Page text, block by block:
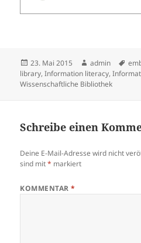
Veröffentlicht
am
23. Mai 2015 Autor
admin
library,Information literacy,
Wissenschaftliche Bibliothek
Schreibe einen
Deine E-Mail-Adresse wird nicht
sind mit* markiert
KOMMENTAR*